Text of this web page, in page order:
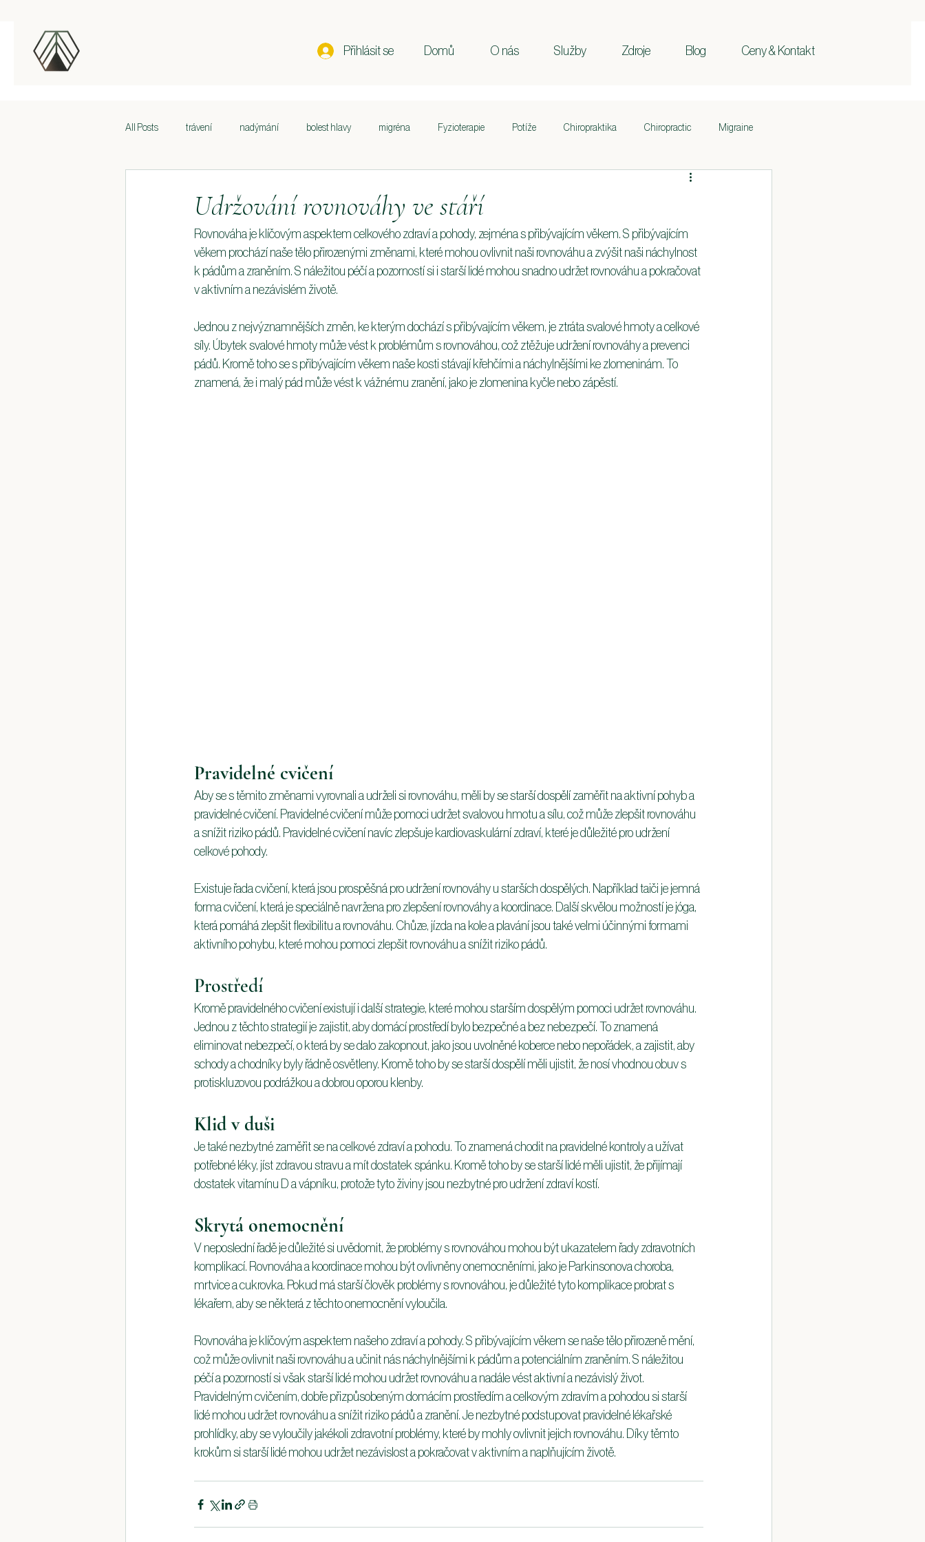
Přihlásit se Domů O nás Služby Zdroje Blog Ceny & Kontakt
All Posts trávení nadýmání bolest hlavy migréna Fyzioterapie Potíže Chiropraktika Chiropractic Migraine
Základy
Performance issues and recurring in Sportovní výkon Životní styl Výživa Zdraví pokožky Krk
Lymfatický systém Krása
Udržování rovnováhy ve stáří
Rovnováha je klíčovým aspektem celkového zdraví a pohody, zejména s přibývajícím věkem. S přibývajícím
věkem prochází naše tělo přirozenými změnami, které mohou ovlivnit naši rovnováhu a zvýšit naši náchylnost
k pádům a zraněním. S náležitou péčí a pozorností si i starší lidé mohou snadno udržet rovnováhu a pokračovat
v aktivním a nezávislém životě.
Jednou z nejvýznamnějších změn, ke kterým dochází s přibývajícím věkem, je ztráta svalové hmoty a celkové
síly. Úbytek svalové hmoty může vést k problémům s rovnováhou, což ztěžuje udržení rovnováhy a prevenci
pádů. Kromě toho se s přibývajícím věkem naše kosti stávají křehčími a náchylnějšími ke zlomeninám. To
znamená, že i malý pád může vést k vážnému zranění, jako je zlomenina kyčle nebo zápěstí.
Pravidelné cvičení
Aby se s těmito změnami vyrovnali a udrželi si rovnováhu, měli by se starší dospělí zaměřit na aktivní pohyb a
pravidelné cvičení. Pravidelné cvičení může pomoci udržet svalovou hmotu a sílu, což může zlepšit rovnováhu
a snížit riziko pádů. Pravidelné cvičení navíc zlepšuje kardiovaskulární zdraví, které je důležité pro udržení
celkové pohody.
Existuje řada cvičení, která jsou prospěšná pro udržení rovnováhy u starších dospělých. Například taiči je jemná
forma cvičení, která je speciálně navržena pro zlepšení rovnováhy a koordinace. Další skvělou možností je jóga,
která pomáhá zlepšit flexibilitu a rovnováhu. Chůze, jízda na kole a plavání jsou také velmi účinnými formami
aktivního pohybu, které mohou pomoci zlepšit rovnováhu a snížit riziko pádů.
Prostředí
Kromě pravidelného cvičení existují i ​​další strategie, které mohou starším dospělým pomoci udržet rovnováhu.
Jednou z těchto strategií je zajistit, aby domácí prostředí bylo bezpečné a bez nebezpečí. To znamená
eliminovat nebezpečí, o která by se dalo zakopnout, jako jsou uvolněné koberce nebo nepořádek, a zajistit, aby
schody a chodníky byly řádně osvětleny. Kromě toho by se starší dospělí měli ujistit, že nosí vhodnou obuv s
protiskluzovou podrážkou a dobrou oporou klenby.
Klid v duši
Je také nezbytné zaměřit se na celkové zdraví a pohodu. To znamená chodit na pravidelné kontroly a užívat
potřebné léky, jíst zdravou stravu a mít dostatek spánku. Kromě toho by se starší lidé měli ujistit, že přijímají
dostatek vitamínu D a vápníku, protože tyto živiny jsou nezbytné pro udržení zdraví kostí.
Skrytá onemocnění
V neposlední řadě je důležité si uvědomit, že problémy s rovnováhou mohou být ukazatelem řady zdravotních
komplikací. Rovnováha a koordinace mohou být ovlivněny onemocněními, jako je Parkinsonova choroba,
mrtvice a cukrovka. Pokud má starší člověk problémy s rovnováhou, je důležité tyto komplikace probrat s
lékařem, aby se některá z těchto onemocnění vyloučila.
Rovnováha je klíčovým aspektem našeho zdraví a pohody. S přibývajícím věkem se naše tělo přirozeně mění,
což může ovlivnit naši rovnováhu a učinit nás náchylnějšími k pádům a potenciálním zraněním. S náležitou
péčí a pozorností si však starší lidé mohou udržet rovnováhu a nadále vést aktivní a nezávislý život.
Pravidelným cvičením, dobře přizpůsobeným domácím prostředím a celkovým zdravím a pohodou si starší
lidé mohou udržet rovnováhu a snížit riziko pádů a zranění. Je nezbytné podstupovat pravidelné lékařské
prohlídky, aby se vyloučily jakékoli zdravotní problémy, které by mohly ovlivnit jejich rovnováhu. Díky těmto
krokům si starší lidé mohou udržet nezávislost a pokračovat v aktivním a naplňujícím životě.